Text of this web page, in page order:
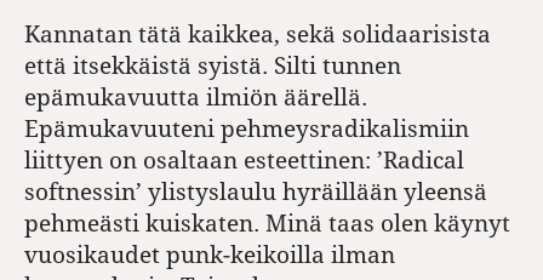
Kannatan tätä kaikkea, sekä solidaarisista
että itsekkäistä syistä. Silti tunnen
epämukavuutta ilmiön äärellä.
Epämukavuuteni pehmeysradikalismiin
liittyen on osaltaan esteettinen: ’Radical
softnessin’ ylistyslaulu hyräillään yleensä
pehmeästi kuiskaten. Minä taas olen käynyt
vuosikaudet punk-keikoilla ilman